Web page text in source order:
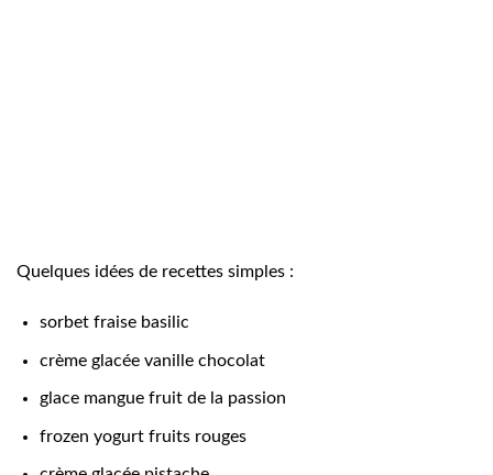
Quelques idées de recettes simples :
sorbet fraise basilic
crème glacée vanille chocolat
glace mangue fruit de la passion
frozen yogurt fruits rouges